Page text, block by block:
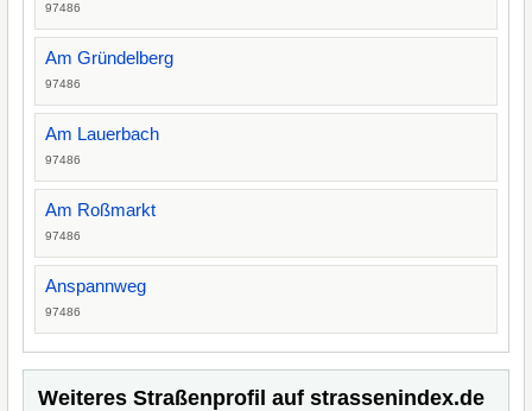
97486
Am Gründelberg
97486
Am Lauerbach
97486
Am Roßmarkt
97486
Anspannweg
97486
Weiteres Straßenprofil auf strassenindex.de